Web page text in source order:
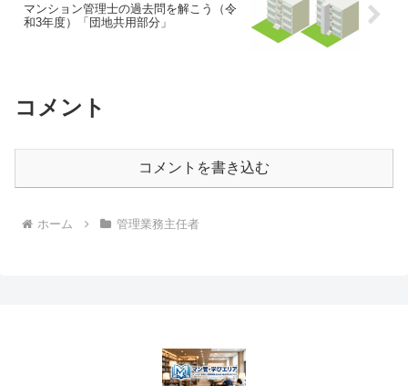
マンション管理士の過去問を解こう（令
和3年度）「団地共用部分」
コメント
コメントを書き込む
ホーム 管理業務主任者